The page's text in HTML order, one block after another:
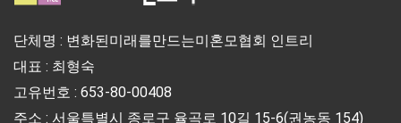
단체명 : 변화된미래를만드는미혼모협회 인트리
대표 : 최형숙
고유번호 : 653-80-00408
주소 : 서울특별시 종로구 율곡로 10길 15-6(권농동 154)